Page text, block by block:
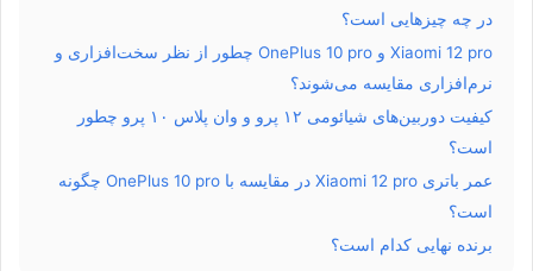
در چه چیزهایی است؟
Xiaomi 12 pro و OnePlus 10 pro چطور از نظر سخت‌افزاری و
نرم‌افزاری مقایسه می‌شوند؟
کیفیت دوربین‌های شیائومی ۱۲ پرو و وان پلاس ۱۰ پرو چطور
است؟
عمر باتری Xiaomi 12 pro در مقایسه با OnePlus 10 pro چگونه
است؟
برنده نهایی کدام است؟